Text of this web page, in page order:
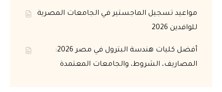
مواعيد تسجيل الماجستير في الجامعات المصرية
للوافدين 2026
أفضل كليات هندسة البترول في مصر 2026:
المصاريف، الشروط، والجامعات المعتمدة